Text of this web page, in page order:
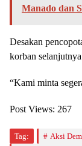
Manado dan
Desakan
korban
“Kami minta
Post Views: 267
Tag: Aksi